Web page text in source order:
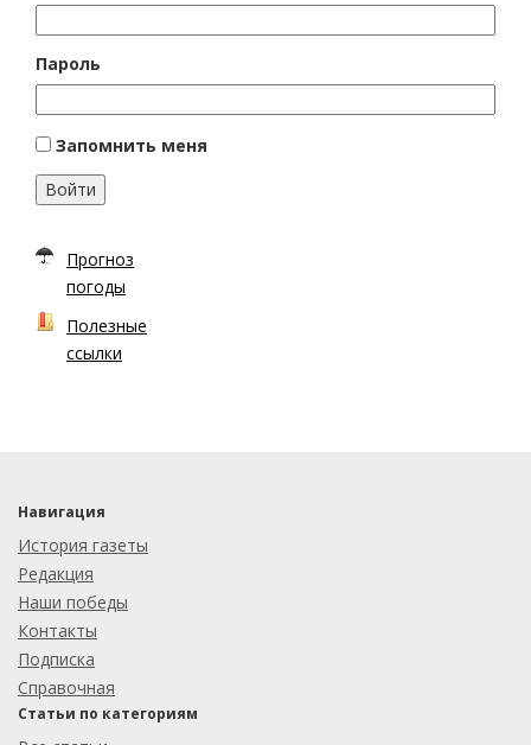
Пароль
Запомнить меня
Войти
Прогноз
погоды
Полезные
ссылки
Навигация
История газеты
Редакция
Наши победы
Контакты
Подписка
Справочная
Статьи по категориям